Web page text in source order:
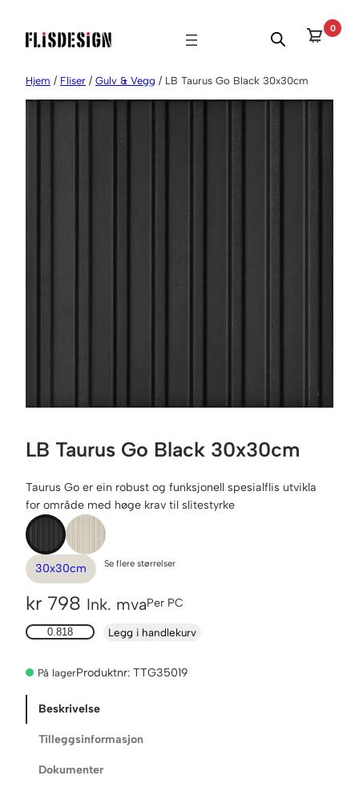
innhold
0
Hjem / Fliser / Gulv & Vegg / LB Taurus Go Black 30x30cm
LB Taurus Go Black 30x30cm
Taurus Go er ein robust og funksjonell spesialflis utvikla
for område med høge krav til slitestyrke
30x30cm Se flere størrelser
kr 798 Ink. mvaPer PC
L
T
Legg i handlekurv
På lagerProduktnr: TTG35019
Beskrivelse
Tilleggsinformasjon
Dokumenter